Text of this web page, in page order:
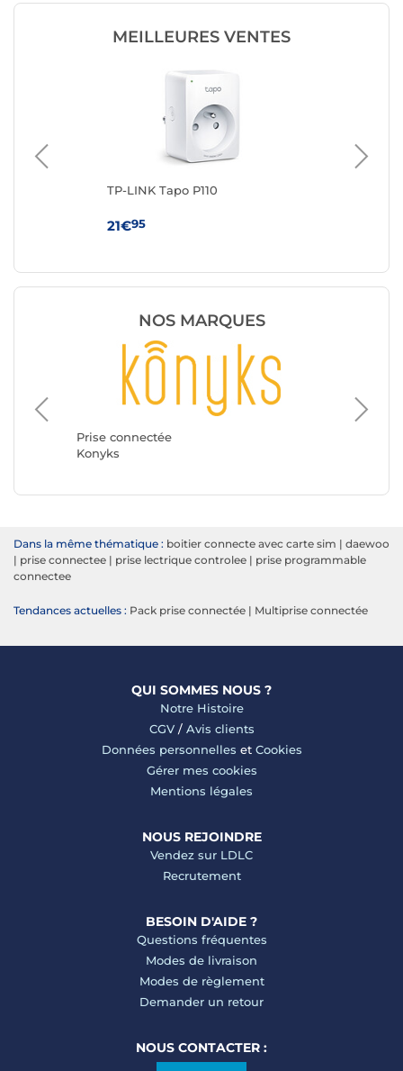
MEILLEURES VENTES
TP-LINK Tapo P110
21€95
NOS MARQUES
Prise connectée
Konyks
Prise
TP-LINK
Dans la même thématique : boitier connecte avec carte sim | daewoo
| prise connectee | prise lectrique controlee | prise programmable
connectee
Tendances actuelles : Pack prise connectée | Multiprise connectée
QUI SOMMES NOUS ?
Notre Histoire
CGV/ Avis clients
Données personnelles et Cookies
Gérer mes cookies
Mentions légales
NOUS REJOINDRE
Vendez sur LDLC
Recrutement
BESOIN D'AIDE ?
Questions fréquentes
Modes de livraison
Modes de règlement
Demander un retour
NOUS CONTACTER :